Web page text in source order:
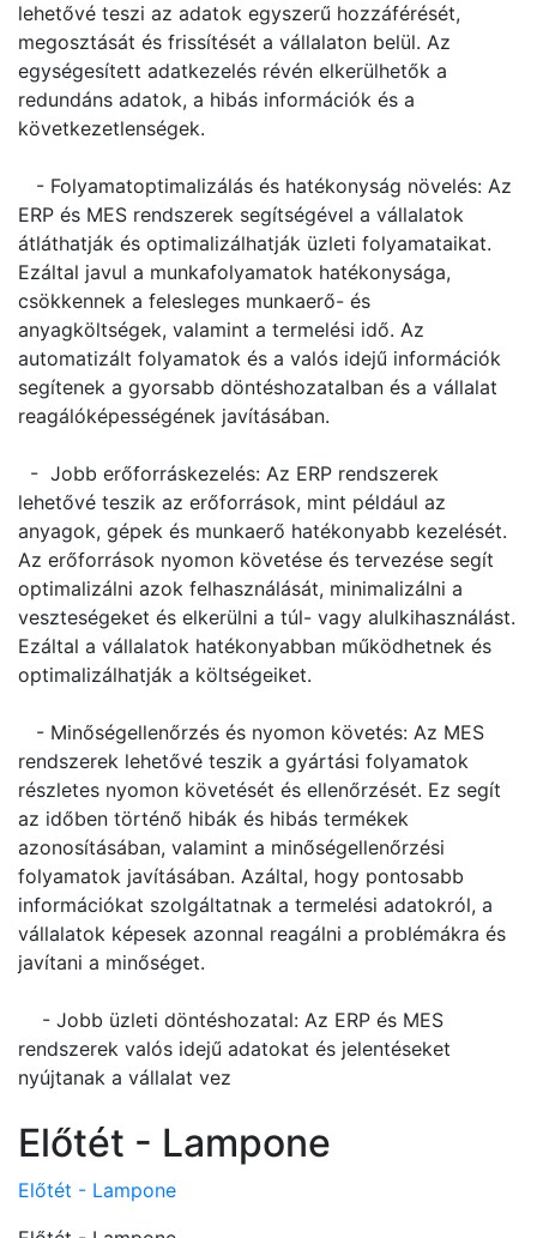
lehetővé teszi az adatok egyszerű hozzáférését,
megosztását és frissítését a vállalaton belül. Az
egységesített adatkezelés révén elkerülhetők a
redundáns adatok, a hibás információk és a
következetlenségek.
- Folyamatoptimalizálás és hatékonyság növelés: Az
ERP és MES rendszerek segítségével a vállalatok
átláthatják és optimalizálhatják üzleti folyamataikat.
Ezáltal javul a munkafolyamatok hatékonysága,
csökkennek a felesleges munkaerő- és
anyagköltségek, valamint a termelési idő. Az
automatizált folyamatok és a valós idejű információk
segítenek a gyorsabb döntéshozatalban és a vállalat
reagálóképességének javításában.
- Jobb erőforráskezelés: Az ERP rendszerek
lehetővé teszik az erőforrások, mint például az
anyagok, gépek és munkaerő hatékonyabb kezelését.
Az erőforrások nyomon követése és tervezése segít
optimalizálni azok felhasználását, minimalizálni a
veszteségeket és elkerülni a túl- vagy alulkihasználást.
Ezáltal a vállalatok hatékonyabban működhetnek és
optimalizálhatják a költségeiket.
- Minőségellenőrzés és nyomon követés: Az MES
rendszerek lehetővé teszik a gyártási folyamatok
részletes nyomon követését és ellenőrzését. Ez segít
az időben történő hibák és hibás termékek
azonosításában, valamint a minőségellenőrzési
folyamatok javításában. Azáltal, hogy pontosabb
információkat szolgáltatnak a termelési adatokról, a
vállalatok képesek azonnal reagálni a problémákra és
javítani a minőséget.
- Jobb üzleti döntéshozatal: Az ERP és MES
rendszerek valós idejű adatokat és jelentéseket
nyújtanak a vállalat vez
Előtét - Lampone
Előtét - Lampone